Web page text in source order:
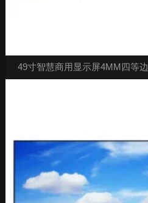
49寸智慧商用显示屏4MM四等边